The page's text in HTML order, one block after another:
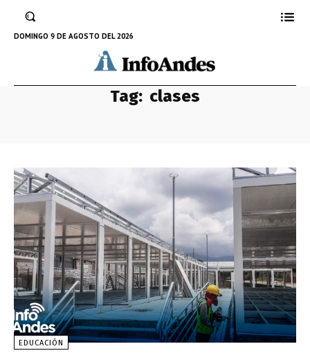
DOMINGO 9 DE AGOSTO DEL 2026
Tag: clases
EDUCACIÓN